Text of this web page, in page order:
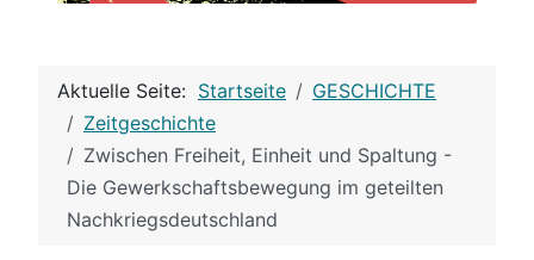
Aktuelle Seite: Startseite
GESCHICHTE
Zeitgeschichte
Zwischen Freiheit, Einheit und Spaltung -
Die Gewerkschaftsbewegung im geteilten
Nachkriegsdeutschland